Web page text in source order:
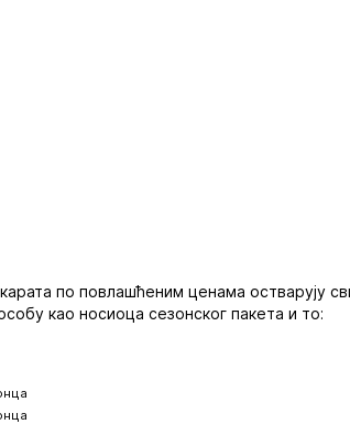
по повлашћеним ценама остварују
као носиоца сезонског пакета и то: